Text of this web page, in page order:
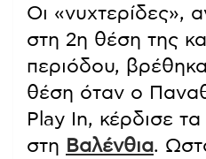
Οι «νυχτερίδες»,
στη 2η θέση της
περιόδου,
θέση όταν ο
Play In, κέρδισε
στη Βαλένθια.